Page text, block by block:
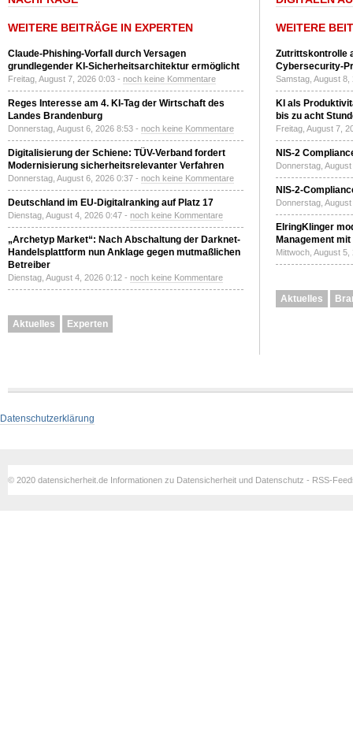
WEITERE BEITRÄGE IN EXPERTEN
Claude-Phishing-Vorfall durch Versagen
grundlegender KI-Sicherheitsarchitektur ermöglicht
Freitag, August 7, 2026 0:03 - noch keine Kommentare
Reges Interesse am 4. KI-Tag der Wirtschaft des
Landes Brandenburg
Donnerstag, August 6, 2026 8:53 - noch keine Kommentare
Digitalisierung der Schiene: TÜV-Verband fordert
Modernisierung sicherheitsrelevanter Verfahren
Donnerstag, August 6, 2026 0:37 - noch keine Kommentare
Deutschland im EU-Digitalranking auf Platz 17
Dienstag, August 4, 2026 0:47 - noch keine Kommentare
„Archetyp Market“: Nach Abschaltung der Darknet-
Handelsplattform nun Anklage gegen mutmaßlichen
Betreiber
Dienstag, August 4, 2026 0:12 - noch keine Kommentare
Aktuelles Experten
WEITERE
Zutrittskontrolle
Cybersecurity-
Samstag, August
KI als
bis zu acht
Freitag, August 7,
NIS-2
Donnerstag,
NIS-2-
Donnerstag,
ElringKlinger
Management
Mittwoch, August
Aktuelles
Datenschutzerklärung
© 2020 datensicherheit.de Informationen zu Datensicherheit und Datenschutz - RSS-